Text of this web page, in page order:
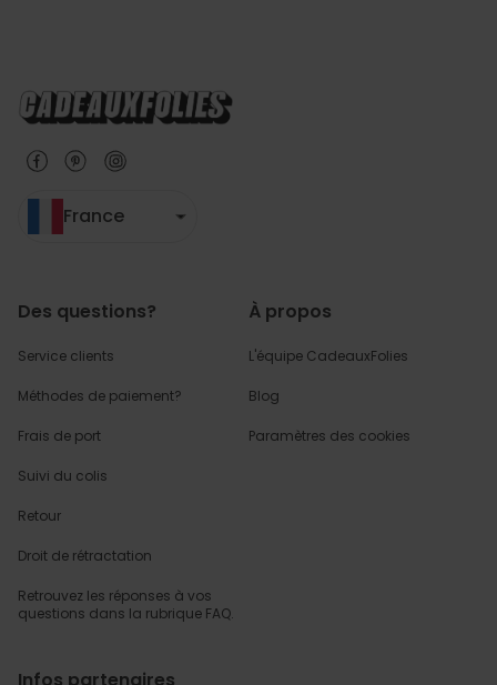
France
Des questions?
Service clients
Méthodes de paiement?
Frais de port
Suivi du colis
Retour
Droit de rétractation
Retrouvez les réponses à vos
questions dans la rubrique FAQ.
À propos
L'équipe CadeauxFolies
Blog
Paramètres des cookies